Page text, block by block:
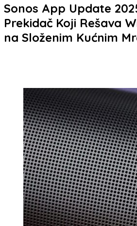
Sonos App Update
Prekidač Koji Rešava
na Složenim Kućnim